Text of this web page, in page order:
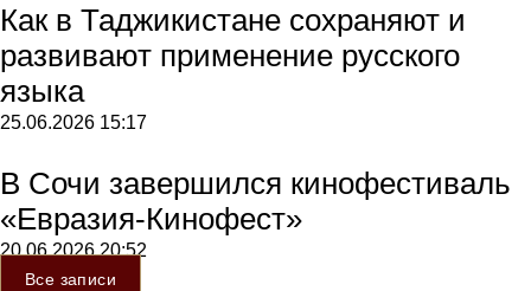
Как в Таджикистане сохраняют и
развивают применение русского
языка
25.06.2026 15:17
В Сочи завершился кинофестиваль
«Евразия-Кинофест»
20.06.202620:52
Все записи